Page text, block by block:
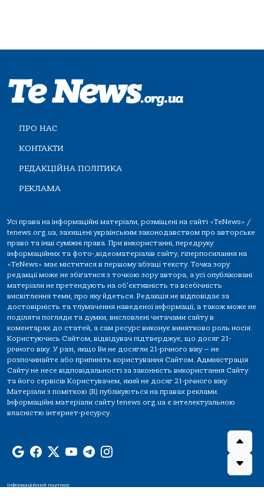
ПРО НАС
КОНТАКТИ
РЕДАКЦІЙНА ПОЛІТИКА
РЕКЛАМА
Усі права на інформаційні матеріали, розміщені на сайті «TeNews» /
tenews.org.ua, захищені українським законодавством про авторське
право та інші суміжні права. При використанні, передруку
інформаційних та фото-,відеоматеріалів сайту, гіперпосилання на
«TeNews» має міститися в першому абзаці тексту. Точка зору
редакції може не збігатися з точкою зору автора, а усі опубліковані
матеріали не претендують на об'єктивність та всебічність
висвітлення теми, про яку йдеться. Редакція не відповідає за
достовірність та тлумачення наведеної інформації, а також може не
поділяти погляди та думки, висловлені читачами сайту в
коментарях до статей, а сам ресурс виконує винятково роль носія.
Користуючись Сайтом, відвідувач підтверджує, що досяг 21-
річного віку. У разі, якщо Ви не досягли 21-річного віку — не
розпочинайте або припиніть користування Сайтом. Адміністрація
Сайту не несе відповідальності за законність використання Сайту
та його сервісів Користувачем, який не досяг 21-річного віку.
Матеріали з поміткою (R) публікуються на правах реклами.
Інформаційні матеріали сайту tenews.org.ua є інтелектуальною
власністю інтернет-ресурсу.
Інформаційний партнер: